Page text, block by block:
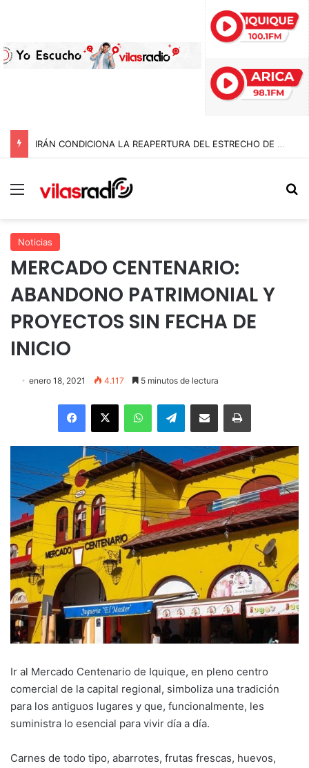
IRÁN CONDICIONA LA REAPERTURA DEL ESTRECHO DE ORMUZ Y EXIGE A ESTADOS UNIDOS EL FIN DEL BLOQUEO Y REPARACIONES DE GUERRA
Menú
Noticias
MERCADO CENTENARIO:
ABANDONO PATRIMONIAL Y
PROYECTOS SIN FECHA DE
INICIO
enero 18, 2021 4.117 5 minutos de lectura
Facebook
X WhatsAppTelegramEnviar vía email Imprimir
Ir al Mercado Centenario de Iquique, en pleno centro
comercial de la capital regional, simboliza una tradición
para los antiguos lugares y que, funcionalmente, les
suministra lo esencial para vivir día a día.
Carnes de todo tipo, abarrotes, frutas frescas, huevos,